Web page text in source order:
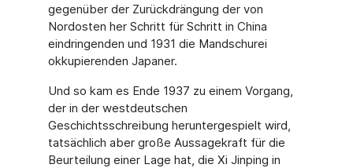
gegenüber der Zurückdrängung der von
Nordosten her Schritt für Schritt in China
eindringenden und 1931 die Mandschurei
okkupierenden Japaner.
Und so kam es Ende 1937 zu einem Vorgang,
der in der westdeutschen
Geschichtsschreibung heruntergespielt wird,
tatsächlich aber große Aussagekraft für die
Beurteilung einer Lage hat, die Xi Jinping in